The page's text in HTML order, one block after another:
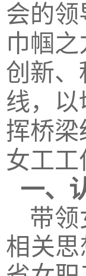
会的
巾帼
创新
线，
挥桥梁
女工工
一、
带
相关